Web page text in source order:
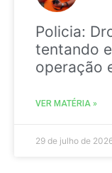
Policia:
tentando
operação
VER MATÉRIA »
29 de julho de